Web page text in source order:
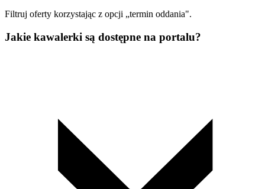
Filtruj oferty korzystając z opcji „termin oddania".
Jakie kawalerki są dostępne na portalu?